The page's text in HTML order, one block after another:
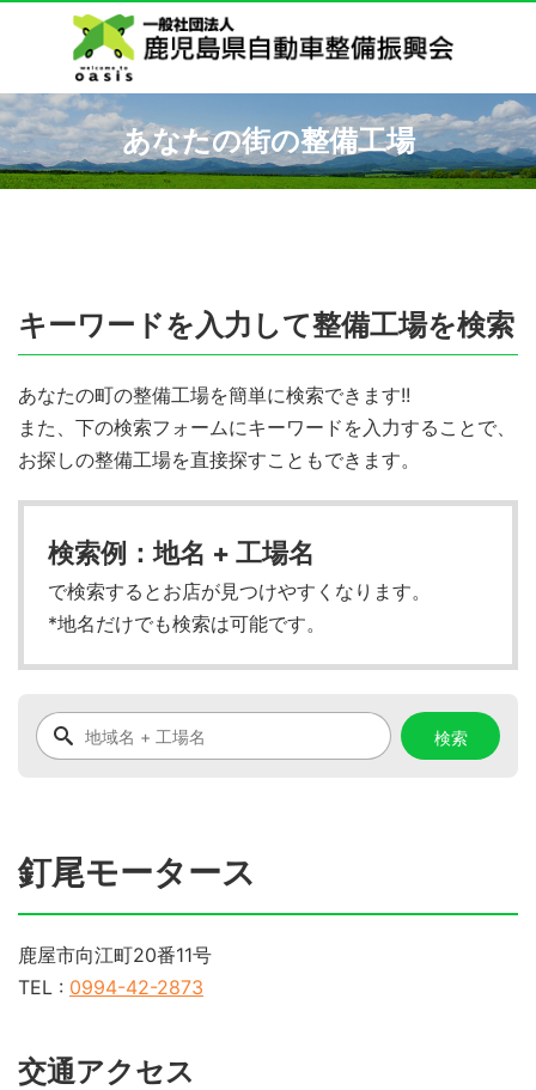
あなたの街の整備工場
キーワードを入力して整備工場を検索
あなたの町の整備工場を簡単に検索できます!!
また、下の検索フォームにキーワードを入力することで、
お探しの整備工場を直接探すこともできます。
検索例：地名 + 工場名
で検索するとお店が見つけやすくなります。
*地名だけでも検索は可能です。
釘尾モータース
鹿屋市向江町20番11号
TEL : 0994-42-2873
交通アクセス